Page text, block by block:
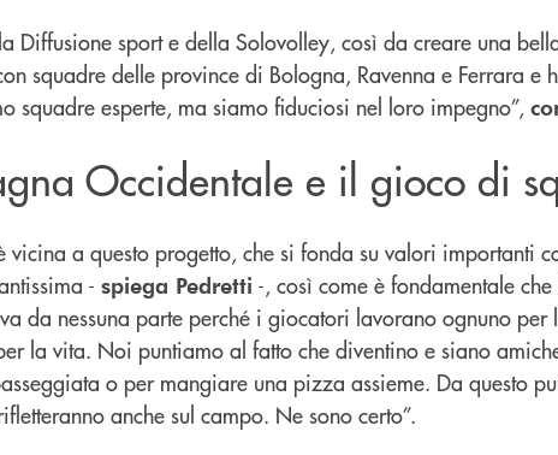
Diffusione sport e della Solovolley, così da creare una
squadre delle province di Bologna, Ravenna e Ferrara e
squadre esperte, ma siamo fiduciosi nel loro impegno”,
Occidentale e il gioco di
vicina a questo progetto, che si fonda su valori importanti
- spiega Pedretti -, così come è fondamentale
da nessuna parte perché i giocatori lavorano ognuno per
la vita. Noi puntiamo al fatto che diventino e siano
o per mangiare una pizza assieme. Da questo
anche sul campo. Ne sono certo”.